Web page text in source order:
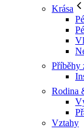
Krása
Příběhy
Rodina
Vztahy